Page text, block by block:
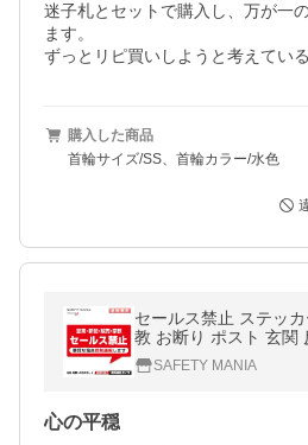
迷子札とセットで購入し、万が一
ます。
ずっとリピ買いしようと考えてい
購入した商品
首輪サイズ/SS、首輪カラー/水色
セールス禁止 ステッ
教 お断り ポスト 玄関
告 日本製 送料無料
SAFETY MANIA
心の平穏